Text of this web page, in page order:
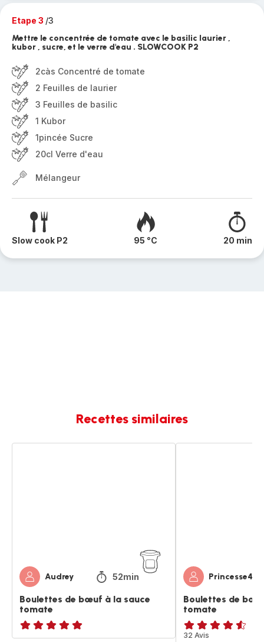
Etape 3 /3
Mettre le concentrée de tomate avec le basilic laurier ,
kubor , sucre, et le verre d'eau . SLOWCOOK P2
2càs Concentré de tomate
2 Feuilles de laurier
3 Feuilles de basilic
1 Kubor
1pincée Sucre
20cl Verre d'eau
Mélangeur
Slow cook P2 95 °C 20 min
Recettes similaires
Audrey 52min
Boulettes de bœuf à la sauce
tomate
ratings.NaN
Princesse40
Boulettes de
tomate
ratings.4.5
32 Avis